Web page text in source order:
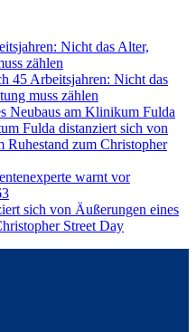
Nicht das Alter,
zählen
45 Arbeitsjahren: Nicht das
muss zählen
Neubaus am Klinikum Fulda
Fulda distanziert sich von
Ruhestand zum Christopher
warnt vor
sich von Äußerungen eines
Street Day